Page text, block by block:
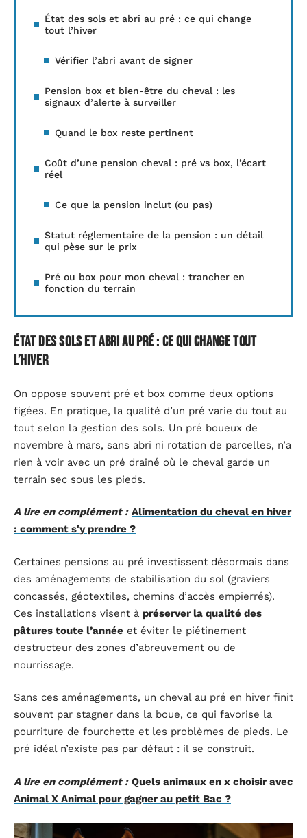
État des sols et abri au pré : ce qui change
tout l’hiver
Vérifier l’abri avant de signer
Pension box et bien-être du cheval : les
signaux d’alerte à surveiller
Quand le box reste pertinent
Coût d’une pension cheval : pré vs box, l’écart
réel
Ce que la pension inclut (ou pas)
Statut réglementaire de la pension : un détail
qui pèse sur le prix
Pré ou box pour mon cheval : trancher en
fonction du terrain
État des sols et abri au pré : ce qui change tout
l’hiver
On oppose souvent pré et box comme deux options
figées. En pratique, la qualité d’un pré varie du tout au
tout selon la gestion des sols. Un pré boueux de
novembre à mars, sans abri ni rotation de parcelles, n’a
rien à voir avec un pré drainé où le cheval garde un
terrain sec sous les pieds.
A lire en complément : Alimentation du cheval en hiver
: comment s'y prendre ?
Certaines pensions au pré investissent désormais dans
des aménagements de stabilisation du sol (graviers
concassés, géotextiles, chemins d’accès empierrés).
Ces installations visent à préserver la qualité des
pâtures toute l’année et éviter le piétinement
destructeur des zones d’abreuvement ou de
nourrissage.
Sans ces aménagements, un cheval au pré en hiver finit
souvent par stagner dans la boue, ce qui favorise la
pourriture de fourchette et les problèmes de pieds. Le
pré idéal n’existe pas par défaut : il se construit.
A lire en complément : Quels animaux en x choisir avec
Animal X Animal pour gagner au petit Bac ?